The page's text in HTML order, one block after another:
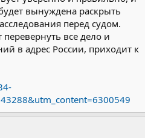
вынуждена раскрыть
перед судом.
перевернуть все дело и
в адрес России, приходит к